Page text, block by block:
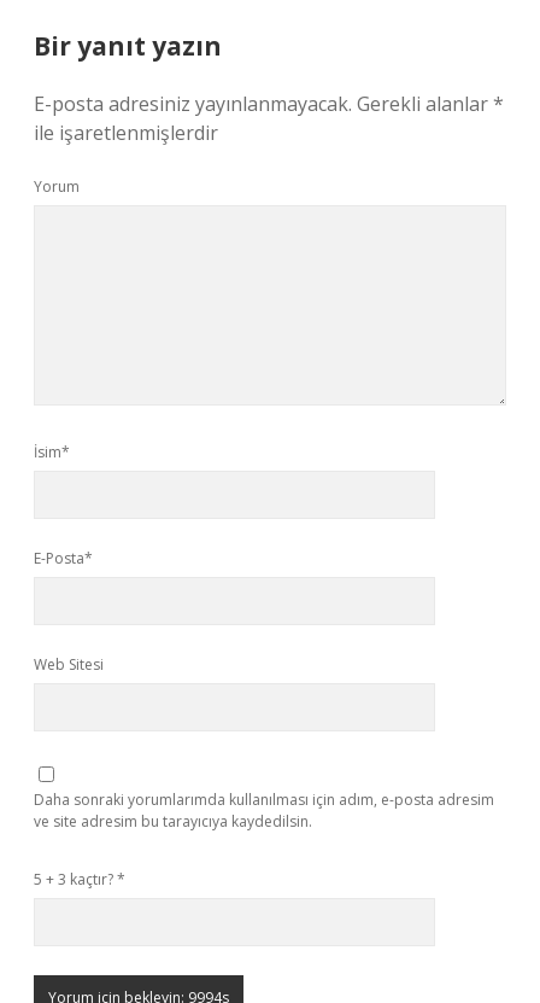
Bir yanıt yazın
E-posta adresiniz yayınlanmayacak. Gerekli alanlar*
ile işaretlenmişlerdir
Yorum
İsim*
E-Posta*
Web Sitesi
Daha sonraki yorumlarımda kullanılması için adım, e-posta adresim
ve site adresim bu tarayıcıya kaydedilsin.
5 + 3 kaçtır?*